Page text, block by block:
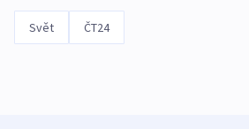
Svět ČT24